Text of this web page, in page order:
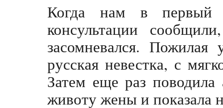
Когда нам в первый
консультации
засомневался.
русская невестка, с
Затем еще раз
животу жены и показала